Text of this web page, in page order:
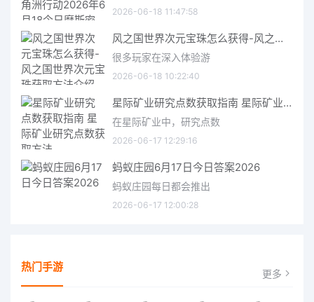
2026-06-18 11:47:58
风之国世界次元宝珠怎么获得-风之国世界次元宝珠获取方法介绍
很多玩家在深入体验游
2026-06-18 10:22:40
星际矿业研究点数获取指南 星际矿业研究点数获取方法
在星际矿业中，研究点数
2026-06-17 12:29:16
蚂蚁庄园6月17日今日答案2026
蚂蚁庄园每日都会推出
2026-06-17 12:00:28
热门手游 更多